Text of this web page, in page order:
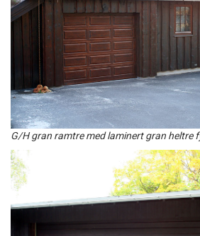
G/H gran ramtre med laminert gran heltre